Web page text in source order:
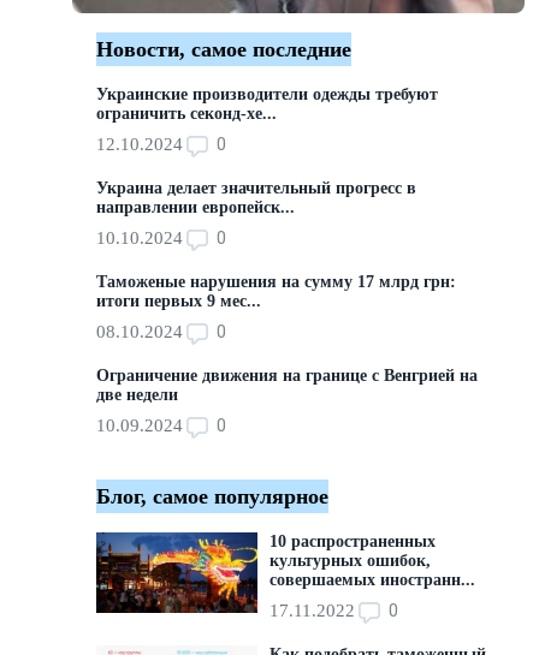
Новости, самое последние
Украинские производители одежды требуют
ограничить секонд-хе...
12.10.2024 0
Украина делает значительный прогресс в
направлении европейск...
10.10.2024 0
Таможеные нарушения на сумму 17 млрд грн:
итоги первых 9 мес...
08.10.2024 0
Ограничение движения на границе с Венгрией на
две недели
10.09.2024 0
Блог, самое популярное
10 распространенных
культурных ошибок,
совершаемых иностранн...
17.11.2022 0